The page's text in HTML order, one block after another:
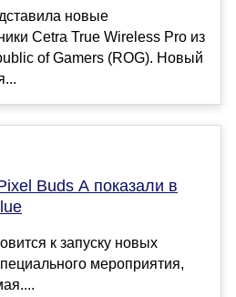
новые
Cetra True Wireless Pro из
of Gamers (ROG). Новый
Buds A показали в
к запуску новых
мероприятия,